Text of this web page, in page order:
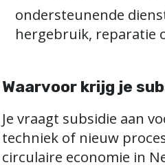
ondersteunende
hergebruik, reparatie
Waarvoor krijg je
Je vraagt subsidie aan
techniek of nieuw
circulaire economie in